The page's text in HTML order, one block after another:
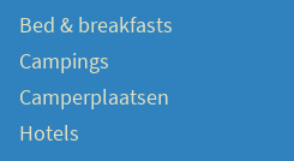
Bed & breakfasts
Campings
Camperplaatsen
Hotels